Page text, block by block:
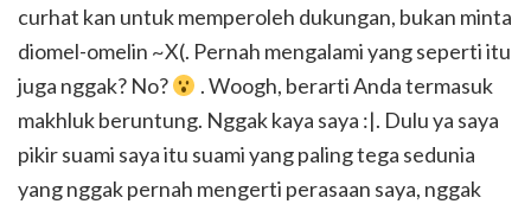
curhat kan untuk memperoleh dukungan, bukan minta
diomel-omelin ~X(. Pernah mengalami yang seperti itu
juga nggak? No?
. Woogh, berarti Anda termasuk
makhluk beruntung. Nggak kaya saya :|. Dulu ya saya
pikir suami saya itu suami yang paling tega sedunia
yang nggak pernah mengerti perasaan saya, nggak